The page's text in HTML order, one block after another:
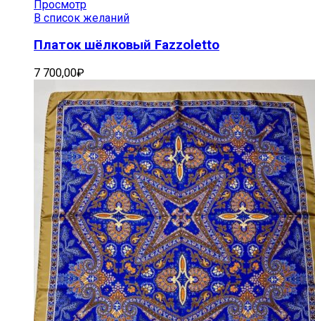
Просмотр
В список желаний
Платок шёлковый Fazzoletto
7 700,00₽